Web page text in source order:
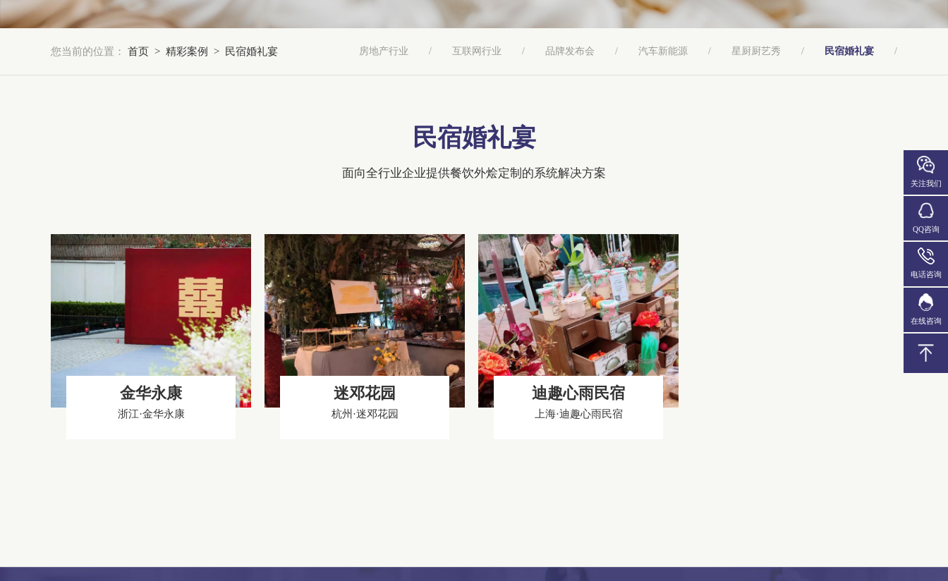
您当前的位置： 首页 > 精彩案例 > 民宿婚礼宴 房地产行业 / 互联网行业 / 品牌发布会 / 汽车新能源 / 星厨厨艺秀 / 民宿婚礼宴 /
民宿婚礼宴
面向全行业企业提供餐饮外烩定制的系统解决方案
金华永康
浙江·金华永康
迷邓花园
杭州·迷邓花园
迪趣心雨民宿
上海·迪趣心雨民宿
关注我们
QQ咨询
电话咨询
在线咨询